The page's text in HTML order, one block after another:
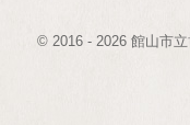
© 2016 - 2026 館山市